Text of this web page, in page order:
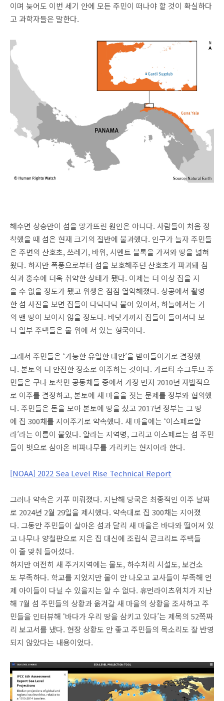
이며 늦어도 이번 세기 안에 모든 주민이 떠나야 할 것이 확실하다
고 과학자들은 말한다.
해수면 상승만이 섬을 망가뜨린 원인은 아니다. 사람들이 처음 정
착했을 때 섬은 현재 크기의 절반에 불과했다. 인구가 늘자 주민들
은 주변의 산호초, 쓰레기, 바위, 시멘트 블록을 가져와 땅을 넓혀
왔다. 하지만 폭풍으로부터 섬을 보호해주던 산호초가 파괴돼 침
식과 홍수에 더욱 취약한 상태가 됐다. 이제는 더 이상 집을 지
을 수 없을 정도가 됐고 위생은 점점 열악해졌다. 상공에서 촬영
한 섬 사진을 보면 집들이 다닥다닥 붙어 있어서, 하늘에서는 거
의 맨 땅이 보이지 않을 정도다. 바닷가까지 집들이 들어서다 보
니 일부 주택들은 물 위에 서 있는 형국이다.
그래서 주민들은 ‘가능한 유일한 대안’을 받아들이기로 결정했
다. 본토의 더 안전한 장소로 이주하는 것이다. 가르티 수그두브 주
민들은 구나 토착민 공동체들 중에서 가장 먼저 2010년 자발적으
로 이주를 결정하고, 본토에 새 마을을 짓는 문제를 정부와 협의했
다. 주민들은 돈을 모아 본토에 땅을 샀고 2017년 정부는 그 땅
에 집 300채를 지어주기로 약속했다. 새 마을에는 ‘이스페르얄
라’라는 이름이 붙었다. 얄라는 지역명, 그리고 이스페르는 섬 주민
들이 벗으로 삼아온 비파나무를 가리키는 현지어라 한다.
[NOAA] 2022 Sea Level Rise Technical Report
그러나 약속은 거푸 미뤄졌다. 지난해 당국은 최종적인 이주 날짜
로 2024년 2월 29일을 제시했다. 약속대로 집 300채는 지어졌
다. 그동안 주민들이 살아온 섬과 달리 새 마을은 바다와 떨어져 있
고 나무나 양철판으로 지은 집 대신에 조립식 콘크리트 주택들
이 줄 맞춰 들어섰다.
하지만 여전히 새 주거지역에는 물도, 하수처리 시설도, 보건소
도 부족하다. 학교를 지었지만 물이 안 나오고 교사들이 부족해 언
제 아이들이 다닐 수 있을지는 알 수 없다. 휴먼라이츠워치가 지난
해 7월 섬 주민들의 상황과 옮겨갈 새 마을의 상황을 조사하고 주
민들을 인터뷰해 ‘바다가 우리 땅을 삼키고 있다’는 제목의 52쪽짜
리 보고서를 냈다. 현장 상황도 안 좋고 주민들의 목소리도 잘 반영
되지 않았다는 내용이었다.